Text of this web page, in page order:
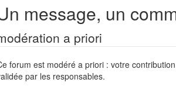
message, un
a priori
forum est modéré a priori : votre
par les responsables.